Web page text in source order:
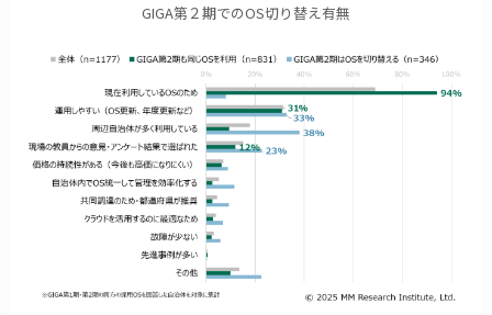
GIGA第２期でのOS切り替え有無